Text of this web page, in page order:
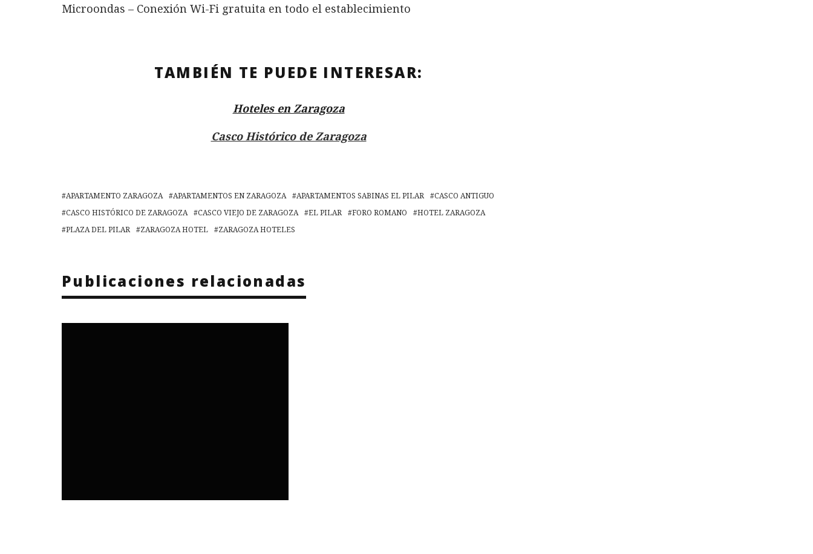
Microondas – Conexión Wi-Fi gratuita en todo el establecimiento
TAMBIÉN TE PUEDE INTERESAR:
Hoteles en Zaragoza
Casco Histórico de Zaragoza
APARTAMENTO ZARAGOZA APARTAMENTOS EN ZARAGOZA APARTAMENTOS SABINAS EL PILAR
CASCO ANTIGUO
CASCO HISTÓRICO DE ZARAGOZA
CASCO VIEJO DE ZARAGOZA EL PILAR FORO ROMANO
HOTEL ZARAGOZA
PLAZA DEL PILAR
ZARAGOZA HOTEL ZARAGOZA HOTELES
Publicaciones relacionadas